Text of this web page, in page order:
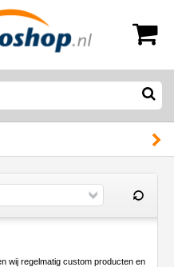
wij regelmatig custom producten en